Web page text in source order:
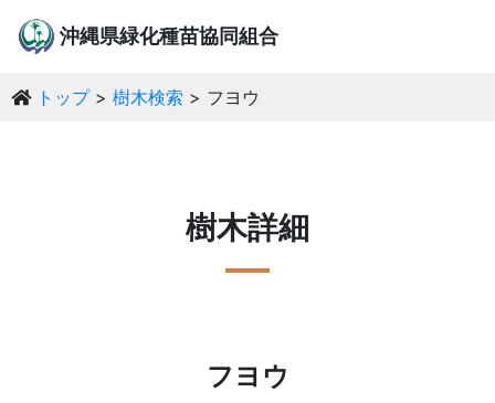
沖縄県緑化種苗協同組合
トップ 樹木検索 フヨウ
樹木詳細
フヨウ